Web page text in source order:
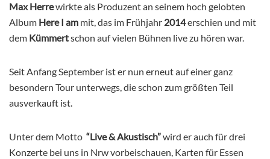
Max Herrewirkte als Produzent an seinem hoch gelobten
Album Here I am mit, das im Frühjahr 2014erschien und mit
dem Kümmertschon auf vielen Bühnen live zu hören war.
Seit Anfang September ist er nun erneut auf einer ganz
besondern Tour unterwegs, die schon zum größten Teil
ausverkauft ist.
Unter dem Motto “Live & Akustisch”wird er auch für drei
Konzerte bei uns in Nrw vorbeischauen, Karten für Essen